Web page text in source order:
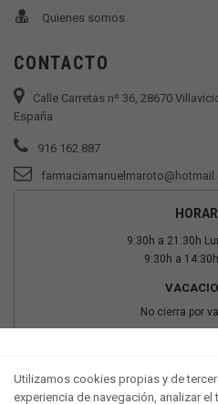
Quienes somos
CONTACTO
Calle Carretas nº 36, 28670
España
916 162 887
9:30h a 21:30h
9:30h a
No cierra por
Utilizamos cookies propias y de
experiencia de navegación, analizar